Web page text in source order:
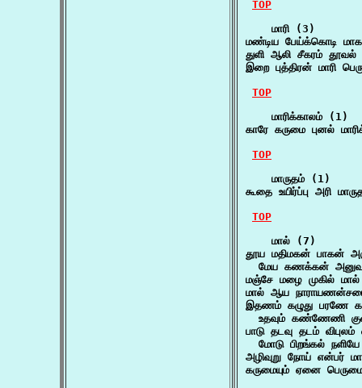
TOP
    மாரி (3)
மண்டிய பேய்க்கொடி
துளி ஆலி சீகரம்
இறை புத்திரன் மாரி
TOP
    மாரிக்காலம் (1)
காரே கருமை புனல்
TOP
    மாருதம் (1)
கூதை உயிர்ப்பு அரி
TOP
    மால் (7)
தூய மதிமகன் பாகன்
மேய கணக்கன்
மஞ்சே மழை முகில்
மால் ஆய
இதணம் கழுது பரணே
உதவும் கண்ணேணி
பாடு தடவு தடம்
மோடு பிறங்கல்
அழிவுறு நோய் என்பர்
கருமையும் ஏனை